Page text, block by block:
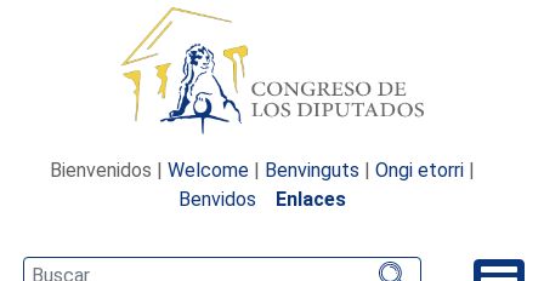
Bienvenidos | Welcome | Benvinguts | Ongi etorri |
Benvidos
Enlaces